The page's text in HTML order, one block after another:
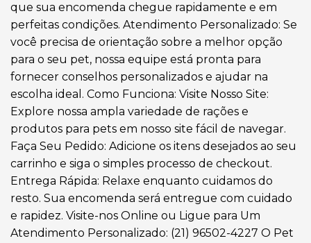
que sua encomenda chegue rapidamente e em
perfeitas condições. Atendimento Personalizado: Se
você precisa de orientação sobre a melhor opção
para o seu pet, nossa equipe está pronta para
fornecer conselhos personalizados e ajudar na
escolha ideal. Como Funciona: Visite Nosso Site:
Explore nossa ampla variedade de rações e
produtos para pets em nosso site fácil de navegar.
Faça Seu Pedido: Adicione os itens desejados ao seu
carrinho e siga o simples processo de checkout.
Entrega Rápida: Relaxe enquanto cuidamos do
resto. Sua encomenda será entregue com cuidado
e rapidez. Visite-nos Online ou Ligue para Um
Atendimento Personalizado: (21) 96502-4227 O Pet